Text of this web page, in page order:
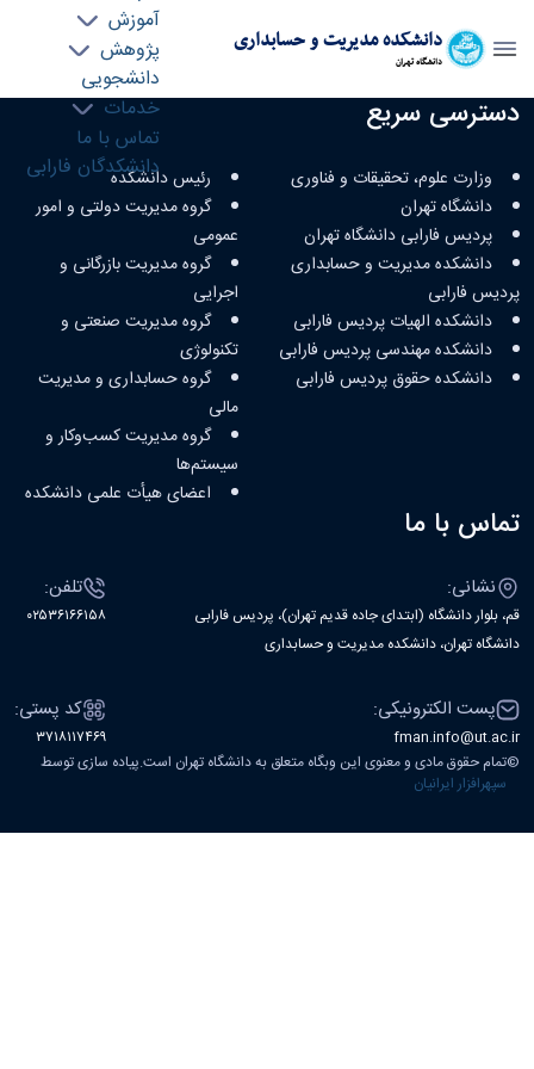
دانشکده مدیریت و حسابداری
دانشگاه تهران
آموزش
پژوهش
دانشجویی
خدمات
تماس با ما
دانشکدگان فارابی
سامانه الکترونیکی دبیرخانه و گردش مکاتبات -
دسترسی سریع
وزارت علوم، تحقیقات و فناوری
دانشگاه تهران
پردیس فارابی دانشگاه تهران
دانشکده مدیریت و حسابداری
پردیس فارابی
دانشکده الهیات پردیس فارابی
دانشکده مهندسی پردیس فارابی
دانشکده حقوق پردیس فارابی
رئیس دانشکده
گروه مدیریت دولتی و امور
عمومی
گروه مدیریت بازرگانی و
اجرایی
گروه مدیریت صنعتی و
تکنولوژی
گروه حسابداری و مدیریت
مالی
گروه مدیریت کسب‌وکار و
سیستم‌ها
اعضای هیأت علمی دانشکده
تماس با ما
نشانی:
قم، بلوار دانشگاه (ابتدای جاده قدیم تهران)، پردیس فارابی
دانشگاه تهران، دانشکده مدیریت و حسابداری
تلفن:
۰۲۵۳۶۱۶۶۱۵۸
پست الکترونیکی:
fman.info@ut.ac.ir
کد پستی:
۳۷۱۸۱۱۷۴۶۹
©تمام حقوق مادی و معنوی این وبگاه متعلق به دانشگاه تهران است.پیاده سازی توسط
سپهرافزار ایرانیان